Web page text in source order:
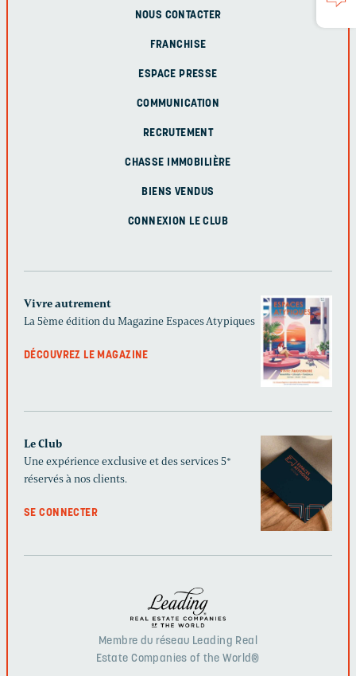
NOUS CONTACTER
FRANCHISE
ESPACE PRESSE
COMMUNICATION
RECRUTEMENT
CHASSE IMMOBILIÈRE
BIENS VENDUS
CONNEXION LE CLUB
Vivre autrement
La 5ème édition du Magazine Espaces Atypiques
DÉCOUVREZ LE MAGAZINE
Le Club
Une expérience exclusive et des services 5*
réservés à nos clients.
SE CONNECTER
Membre du réseau Leading Real
Estate Companies of the World®